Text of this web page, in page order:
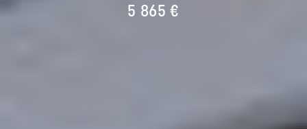
5 865 €